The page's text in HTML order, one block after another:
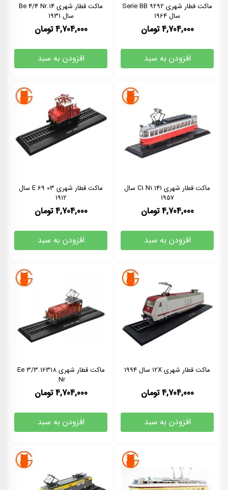
ماکت قطار شهری Serie BB 9292
سال 1964
4,704,000 تومان
افزودن به سبد
ماکت قطار شهری Be 4/4 Nr.14
سال 1931
4,704,000 تومان
افزودن به سبد
ماکت قطار شهری 141.C1 N1 سال
1957
4,704,000 تومان
افزودن به سبد
ماکت قطار شهری E 69 03 سال
1912
4,704,000 تومان
افزودن به سبد
ماکت قطار شهری 12X سال 1994
4,704,000 تومان
افزودن به سبد
ماکت قطار شهری 16318.Ee 3/3
Nr.
4,704,000 تومان
افزودن به سبد